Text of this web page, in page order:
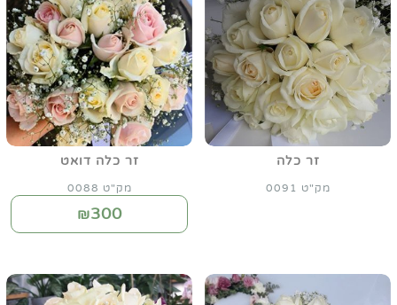
זר כלה
מק"ט 0091
זר כלה דואט
מק"ט 0088
₪300